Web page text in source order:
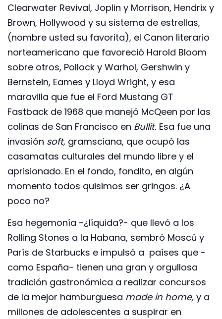
Clearwater Revival, Joplin y Morrison, Hendrix y
Brown, Hollywood y su sistema de estrellas,
(nombre usted su favorita), el Canon literario
norteamericano que favoreció Harold Bloom
sobre otros, Pollock y Warhol, Gershwin y
Bernstein, Eames y Lloyd Wright, y esa
maravilla que fue el Ford Mustang GT
Fastback de 1968 que manejó McQeen por las
colinas de San Francisco en Bullit. Esa fue una
invasión soft, gramsciana, que ocupó las
casamatas culturales del mundo libre y el
aprisionado. En el fondo, fondito, en algún
momento todos quisimos ser gringos. ¿A
poco no?
Esa hegemonía -¿líquida?- que llevó a los
Rolling Stones a la Habana, sembró Moscú y
París de Starbucks e impulsó a países que -
como España- tienen una gran y orgullosa
tradición gastronómica a realizar concursos
de la mejor hamburguesa made in home, y a
millones de adolescentes a suspirar en